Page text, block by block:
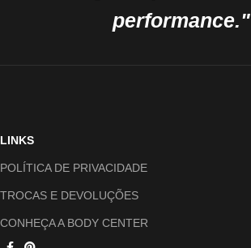
performance."
LINKS
POLÍTICA DE PRIVACIDADE
TROCAS E DEVOLUÇÕES
CONHEÇA A BODY CENTER